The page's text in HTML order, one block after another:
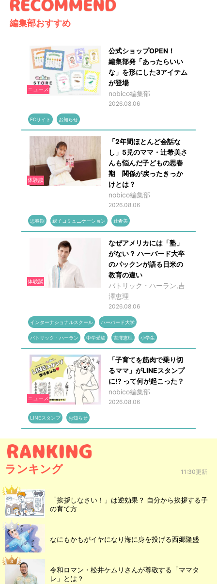
編集部おすすめ
ニュース
公式ショップOPEN！
編集部発「あったらいい
な」を形にした3アイテム
が登場
nobico編集部
2026.08.06
ECサイト お知らせ
体験談
「2年間ほとんど会話な
し」5児のママ・辻希美さ
んも悩んだ子どもの思春
期 関係が戻ったきっか
けとは？
nobico編集部
2026.08.06
思春期 親子コミュニケーション 辻希美
体験談
なぜアメリカには「塾」
がない？ ハーバード大卒
のパックンが語る日米の
教育の違い
パトリック・ハーラン,吉
澤恵理
2026.08.06
インターナショナルスクール ハーバード大学
パトリック・ハーラン 中学受験 吉澤恵理 小学生
ニュース
「子育てを筋肉で乗り切
るママ」がLINEスタンプ
に!? って何が起こった？
nobico編集部
2026.08.06
LINEスタンプ お知らせ
ランキング 11:30更新
「挨拶しなさい！」は逆効果？ 自分から挨拶する子
の育て方
なにもかもがイヤになり海に身を投げる西郷隆盛
令和ロマン・松井ケムリさんが尊敬する「ママタ
レ」とは？